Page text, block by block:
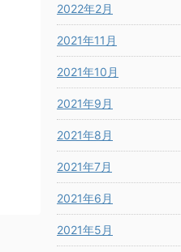
2022年2月
2021年11月
2021年10月
2021年9月
2021年8月
2021年7月
2021年6月
2021年5月